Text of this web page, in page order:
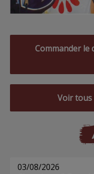
Commander
Voir tous
03/08/2026